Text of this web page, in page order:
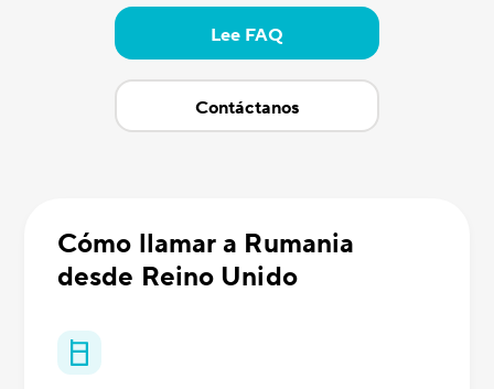
Lee FAQ
Contáctanos
Cómo llamar a Rumania
desde Reino Unido